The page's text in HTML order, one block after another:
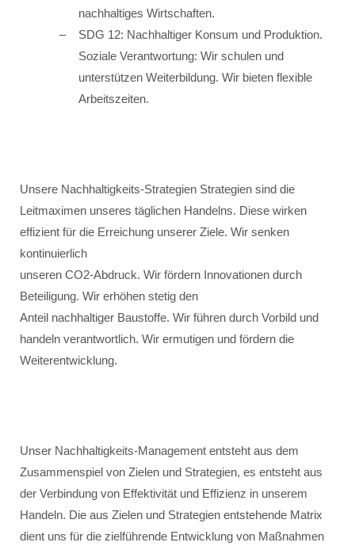
nachhaltiges Wirtschaften.
SDG 12: Nachhaltiger Konsum und Produktion.
Soziale Verantwortung: Wir schulen und
unterstützen Weiterbildung. Wir bieten flexible
Arbeitszeiten.
Unsere Nachhaltigkeits-Strategien Strategien sind die
Leitmaximen unseres täglichen Handelns. Diese wirken
effizient für die Erreichung unserer Ziele. Wir senken
kontinuierlich
unseren CO2-Abdruck. Wir fördern Innovationen durch
Beteiligung. Wir erhöhen stetig den
Anteil nachhaltiger Baustoffe. Wir führen durch Vorbild und
handeln verantwortlich. Wir ermutigen und fördern die
Weiterentwicklung.
Unser Nachhaltigkeits-Management entsteht aus dem
Zusammenspiel von Zielen und Strategien, es entsteht aus
der Verbindung von Effektivität und Effizienz in unserem
Handeln. Die aus Zielen und Strategien entstehende Matrix
dient uns für die zielführende Entwicklung von Maßnahmen